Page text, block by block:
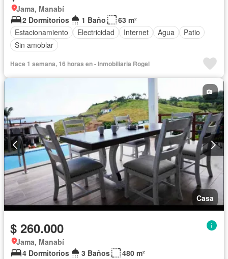
Jama, Manabí
2 Dormitorios
1 Baño
63 m²
Estacionamiento
Electricidad Internet Agua
Patio
Sin amoblar
Hace 1 semana, 16 horas en - Inmobiliaria Rogel
Casa
$ 260.000
Jama, Manabí
4 Dormitorios
3 Baños
480 m²